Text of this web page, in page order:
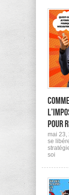
pour
mai 23,
se
soi